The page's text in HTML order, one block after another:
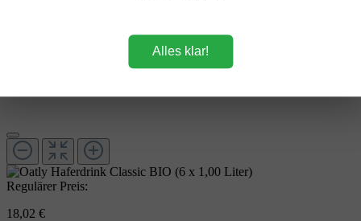
Regulärer Preis:
18,02 €
Alles klar!